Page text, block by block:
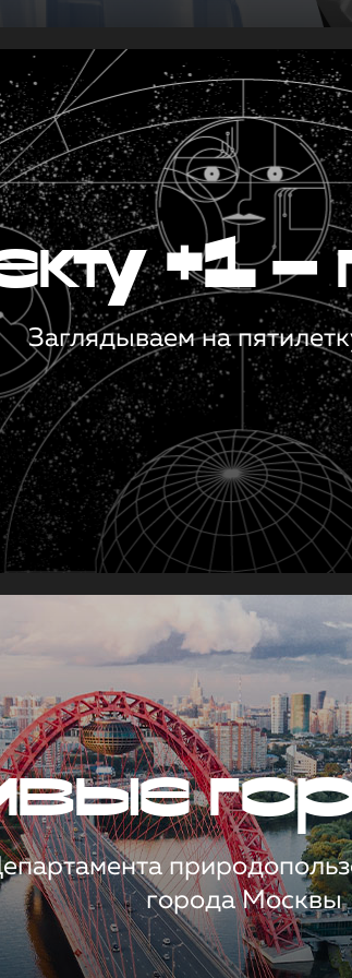
+1 —
Заглядываем на
города Москвы